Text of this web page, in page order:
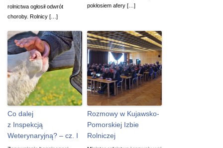
rolnictwa ogłosił odwrót
choroby. Rolnicy […]
pokłosiem afery […]
Co dalej
z Inspekcją
Weterynaryjną? – cz. I
Rozmowy w Kujawsko-
Pomorskiej Izbie
Rolniczej